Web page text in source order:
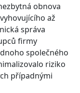
obnova
až
správa
firmy
společného
riziko
případnými